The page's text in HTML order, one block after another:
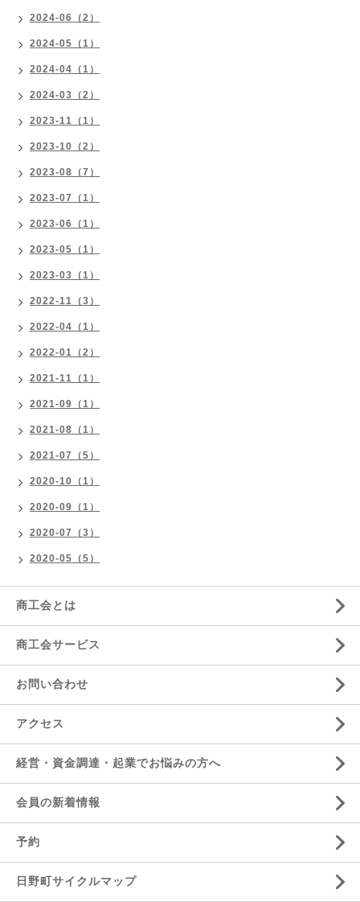
2024-06（2）
2024-05（1）
2024-04（1）
2024-03（2）
2023-11（1）
2023-10（2）
2023-08（7）
2023-07（1）
2023-06（1）
2023-05（1）
2023-03（1）
2022-11（3）
2022-04（1）
2022-01（2）
2021-11（1）
2021-09（1）
2021-08（1）
2021-07（5）
2020-10（1）
2020-09（1）
2020-07（3）
2020-05（5）
商工会とは
商工会サービス
お問い合わせ
アクセス
経営・資金調達・起業でお悩みの方へ
会員の新着情報
予約
日野町サイクルマップ